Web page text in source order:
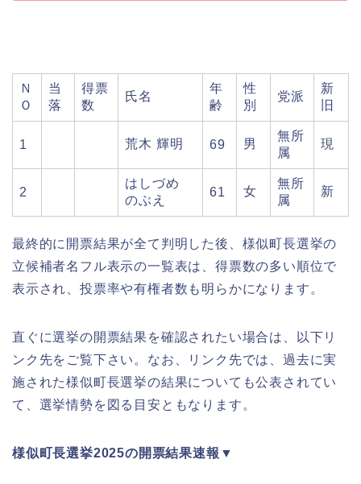
Ｎ
Ｏ
当
落
得票
数
氏名
年
齢
性
別
党派
新
旧
1 荒木 輝明 69 男
無所
属
現
2
はしづめ
のぶえ
61 女
無所
属
新
最終的に開票結果が全て判明した後、様似町長選挙の
立候補者名フル表示の一覧表は、得票数の多い順位で
表示され、投票率や有権者数も明らかになります。
直ぐに選挙の開票結果を確認されたい場合は、以下リ
ンク先をご覧下さい。なお、リンク先では、過去に実
施された様似町長選挙の結果についても公表されてい
て、選挙情勢を図る目安ともなります。
様似町長選挙2025の開票結果速報▼